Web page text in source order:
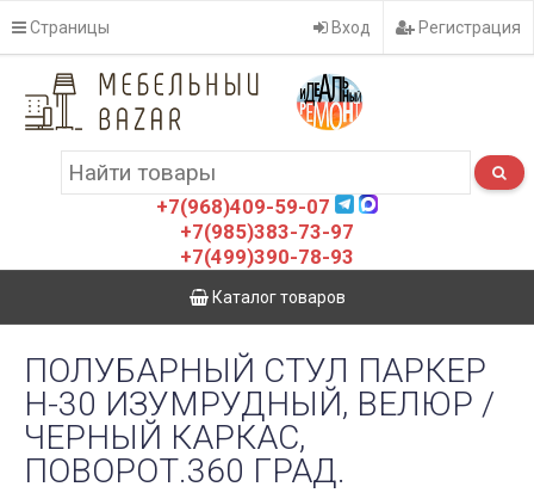
Страницы Вход Регистрация
+7(968)409-59-07
+7(985)383-73-97
+7(499)390-78-93
Каталог товаров
ПОЛУБАРНЫЙ СТУЛ ПАРКЕР
H-30 ИЗУМРУДНЫЙ, ВЕЛЮР /
ЧЕРНЫЙ КАРКАС,
ПОВОРОТ.360 ГРАД.